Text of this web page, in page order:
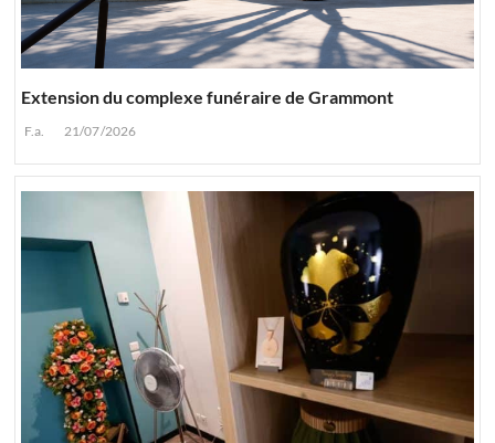
Extension du complexe funéraire de Grammont
F.a. 21/07/2026